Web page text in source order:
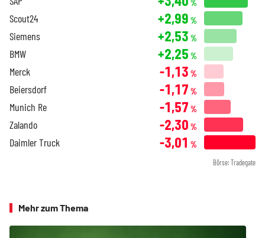
%
Scout24 +2,99 %
Siemens +2,53 %
BMW +2,25 %
Merck -1,13 %
Beiersdorf -1,17 %
Munich Re -1,57 %
Zalando -2,30 %
Daimler Truck -3,01 %
Börse: Tradegate
Mehr zum Thema